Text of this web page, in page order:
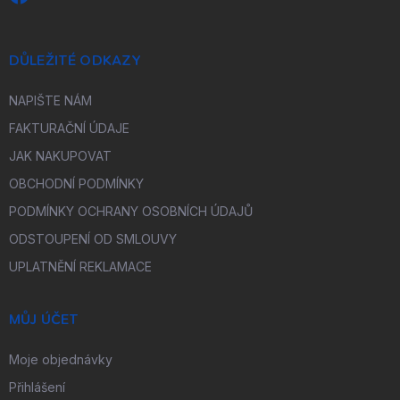
DŮLEŽITÉ ODKAZY
NAPIŠTE NÁM
FAKTURAČNÍ ÚDAJE
JAK NAKUPOVAT
OBCHODNÍ PODMÍNKY
PODMÍNKY OCHRANY OSOBNÍCH ÚDAJŮ
ODSTOUPENÍ OD SMLOUVY
UPLATNĚNÍ REKLAMACE
MŮJ ÚČET
Moje objednávky
Přihlášení